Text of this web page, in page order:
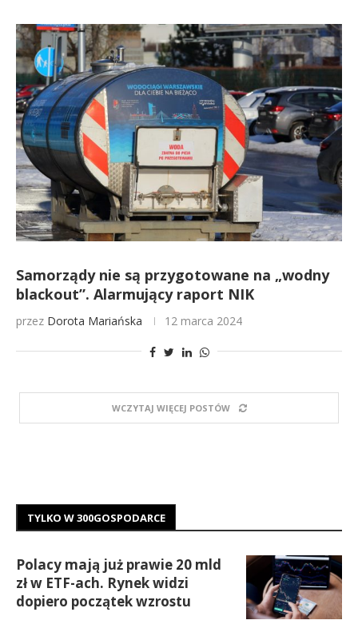
Samorządy nie są przygotowane na „wodny
blackout”. Alarmujący raport NIK
przez Dorota Mariańska 12 marca 2024
WCZYTAJ WIĘCEJ POSTÓW
TYLKO W 300GOSPODARCE
Polacy mają już prawie 20 mld
zł w ETF-ach. Rynek widzi
dopiero początek wzrostu